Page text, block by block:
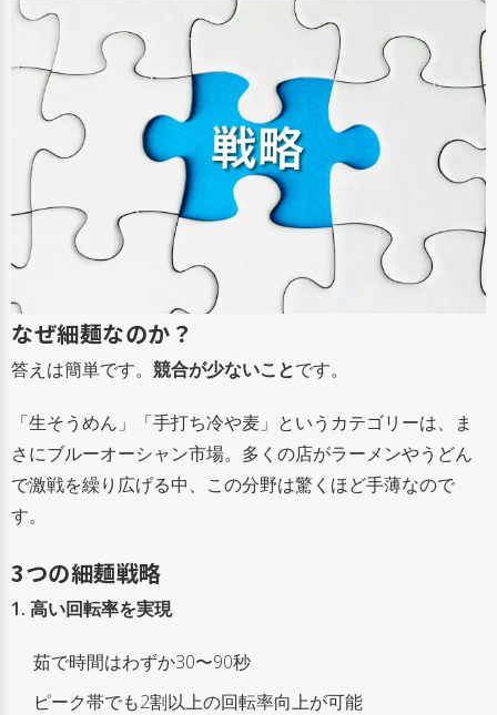
なぜ細麺なのか？
答えは簡単です。 競合が少ないことです。
「生そうめん」「手打ち冷や麦」というカテゴリーは、ま
さにブルーオーシャン市場。多くの店がラーメンやうどん
で激戦を繰り広げる中、この分野は驚くほど手薄なので
す。
3つの細麺戦略
1. 高い回転率を実現
茹で時間はわずか30〜90秒
ピーク帯でも2割以上の回転率向上が可能